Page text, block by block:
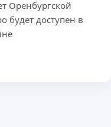
Оренбургской
будет доступен в